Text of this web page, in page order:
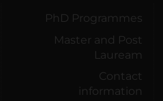
PhD Programmes
Master and Post
Lauream
Contact
information